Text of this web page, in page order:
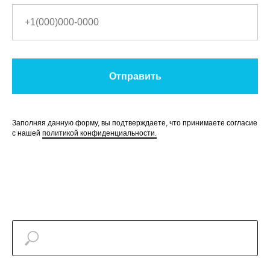
Отправить
Заполняя данную форму, вы подтверждаете, что принимаете согласие
с нашей политикой конфиденциальности.